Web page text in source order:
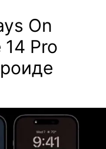
On
Pro